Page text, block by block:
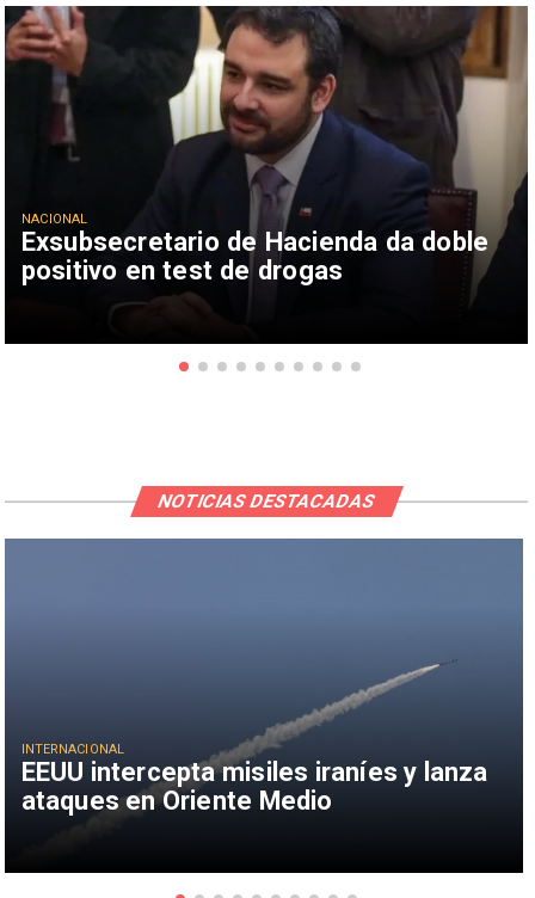
Exsubsecretario de Hacienda da doble
positivo en test de drogas
NACIONAL
EEUU intercepta misiles iraníes y lanza
ataques en Oriente Medio
INTERNACIONAL
NOTICIAS DESTACADAS